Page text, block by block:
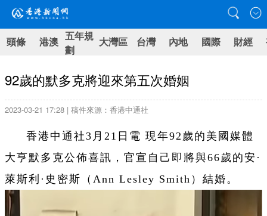
頭條 港澳 五年規
劃
大灣區 台灣 內地 國際 財經
92歲的默多克將迎來第五次婚姻
2023-03-21 17:28 | 稿件來源：香港中通社
香港中通社3月21日電 現年92歲的美國媒體
大亨默多克公佈喜訊，官宣自己即將與66歲的安·
萊斯利·史密斯（Ann Lesley Smith）結婚。